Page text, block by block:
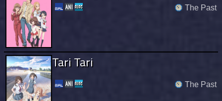
The Past
Tari Tari
The Past